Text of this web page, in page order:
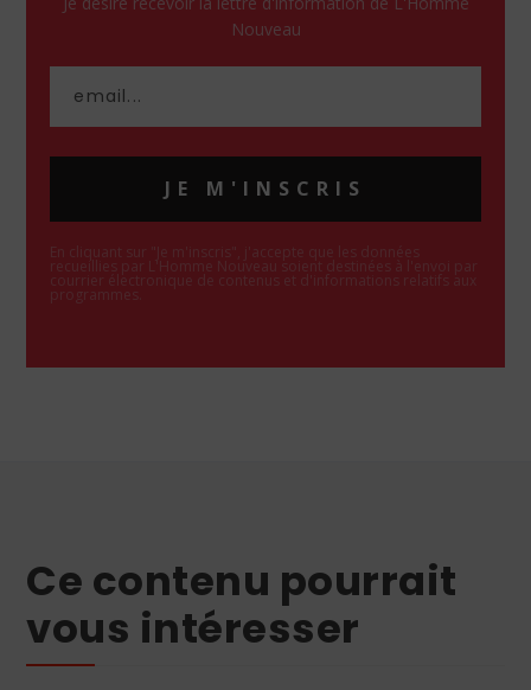
Nouveau
JE M'INSCRIS
En cliquant sur "Je m'inscris", j'accepte que les données
recueillies par L'Homme Nouveau soient destinées à l'envoi par
courrier électronique de contenus et d'informations relatifs aux
programmes.
Ce contenu pourrait
vous intéresser